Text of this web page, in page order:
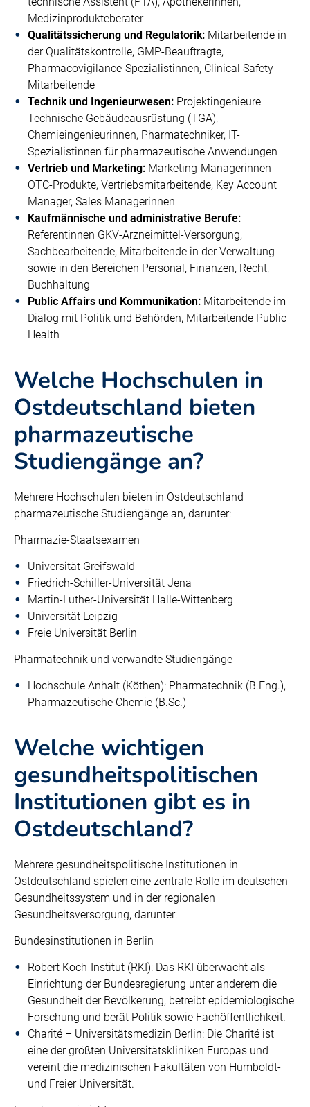
Medizinprodukteberater
Qualitätssicherung und Regulatorik: Mitarbeitende in
der Qualitätskontrolle, GMP-Beauftragte,
Pharmacovigilance-Spezialistinnen, Clinical Safety-
Mitarbeitende
Technik und Ingenieurwesen: Projektingenieure
Technische Gebäudeausrüstung (TGA),
Chemieingenieurinnen, Pharmatechniker, IT-
Spezialistinnen für pharmazeutische Anwendungen
Vertrieb und Marketing: Marketing-Managerinnen
OTC-Produkte, Vertriebsmitarbeitende, Key Account
Manager, Sales Managerinnen
Kaufmännische und administrative Berufe:
Referentinnen GKV-Arzneimittel-Versorgung,
Sachbearbeitende, Mitarbeitende in der Verwaltung
sowie in den Bereichen Personal, Finanzen, Recht,
Buchhaltung
Public Affairs und Kommunikation: Mitarbeitende im
Dialog mit Politik und Behörden, Mitarbeitende Public
Health
Welche Hochschulen in
Ostdeutschland bieten
pharmazeutische
Studiengänge an?
Mehrere Hochschulen bieten in Ostdeutschland
pharmazeutische Studiengänge an, darunter:
Pharmazie-Staatsexamen
Universität Greifswald
Friedrich-Schiller-Universität Jena
Martin-Luther-Universität Halle-Wittenberg
Universität Leipzig
Freie Universität Berlin
Pharmatechnik und verwandte Studiengänge
Hochschule Anhalt (Köthen): Pharmatechnik (B.Eng.),
Pharmazeutische Chemie (B.Sc.)
Welche wichtigen
gesundheitspolitischen
Institutionen gibt es in
Ostdeutschland?
Mehrere gesundheitspolitische Institutionen in
Ostdeutschland spielen eine zentrale Rolle im deutschen
Gesundheitssystem und in der regionalen
Gesundheitsversorgung, darunter:
Bundesinstitutionen in Berlin
Robert Koch-Institut (RKI): Das RKI überwacht als
Einrichtung der Bundesregierung unter anderem die
Gesundheit der Bevölkerung, betreibt epidemiologische
Forschung und berät Politik sowie Fachöffentlichkeit.
Charité – Universitätsmedizin Berlin: Die Charité ist
eine der größten Universitätskliniken Europas und
vereint die medizinischen Fakultäten von Humboldt-
und Freier Universität.